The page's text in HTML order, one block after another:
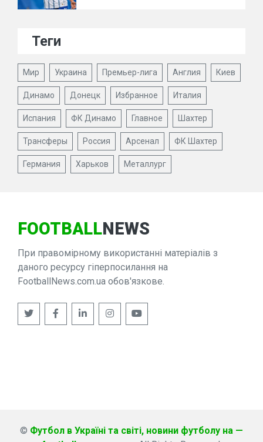
Теги
Мир Украина Премьер-лига Англия Киев
Динамо Донецк Избранное Италия
Испания ФК Динамо Главное Шахтер
Трансферы Россия Арсенал ФК Шахтер
Германия Харьков Металлург
FOOTBALLNEWS
При правомірному використанні матеріалів з
даного ресурсу гіперпосилання на
FootballNews.com.ua обов'язкове.
© Футбол в Україні та світі, новини футболу на —